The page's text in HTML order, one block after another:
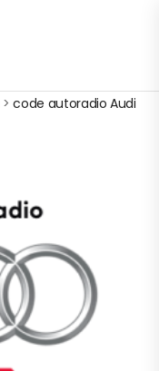
>code autoradio Audi